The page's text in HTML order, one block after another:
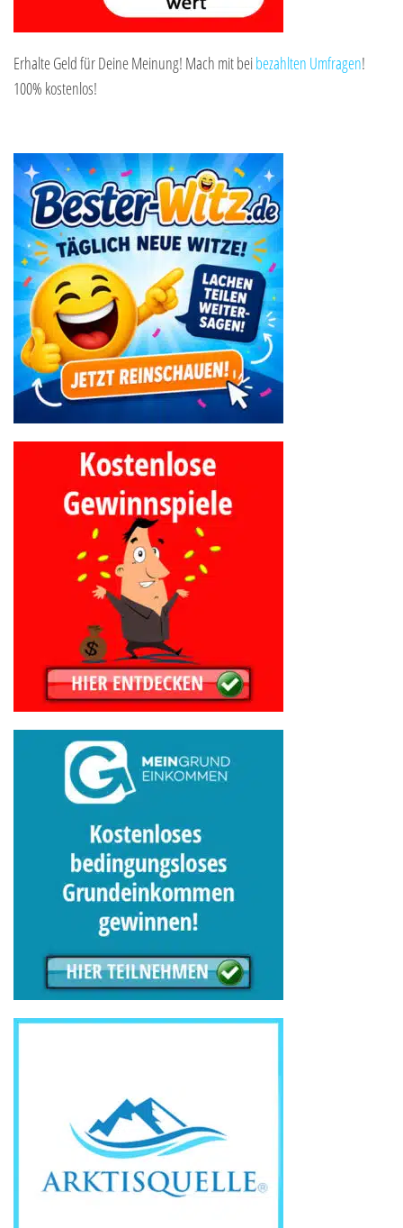
Erhalte Geld für Deine Meinung! Mach mit beibezahlten Umfragen!
100% kostenlos!